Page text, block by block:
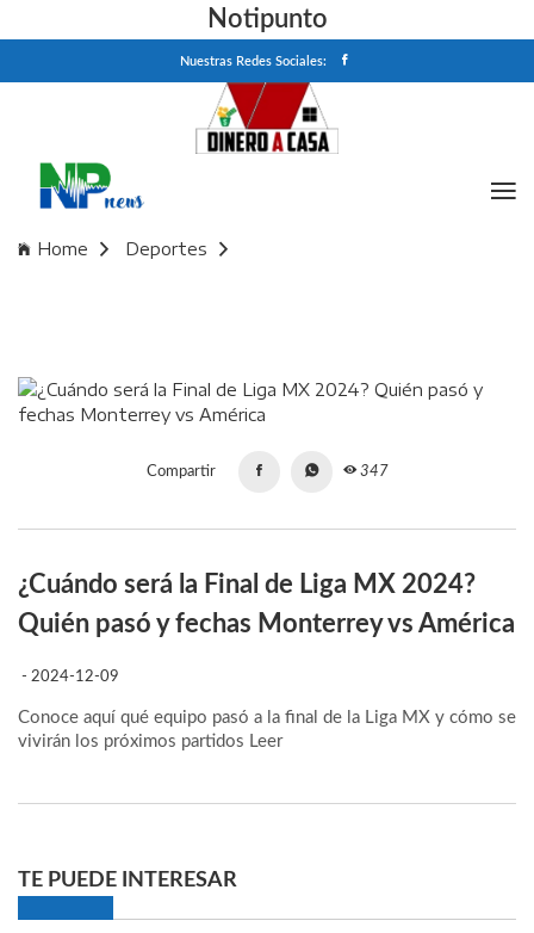
Notipunto
Nuestras Redes Sociales:
Home
Deportes
Compartir 347
¿Cuándo será la Final de Liga MX 2024?
Quién pasó y fechas Monterrey vs América
- 2024-12-09
Conoce aquí qué equipo pasó a la final de la Liga MX y cómo se
vivirán los próximos partidos Leer
TE PUEDE INTERESAR